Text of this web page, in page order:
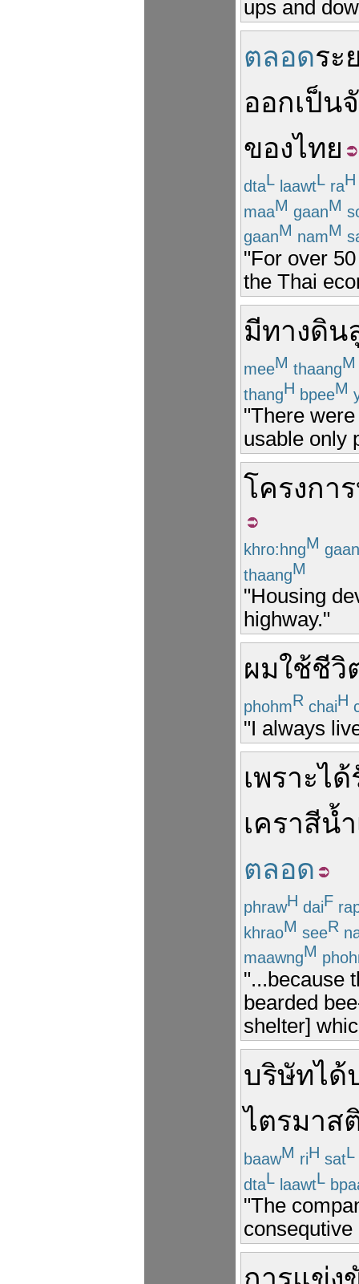
ups and
ตลอดระ
ออกเป็น
ของไทย
dtaL laawtL raH
maaM gaanM
gaanM namM
"For over
the Thai
มีทางดิน
meeM thaangM
thangH bpeeM
"There
usable only
โครงการ
khro:hngM gaan
thaangM
"Housing
highway."
ผมใช้ชีวิ
phohmR chaiH
"I always
เพราะได้
เคราสีน้ำ
ตลอด
phrawH daiF
khraoM seeR
maawngM
"...because
bearded
shelter]
บริษัทได้
ไตรมาส
baawM riH satL
dtaL laawtL
"The